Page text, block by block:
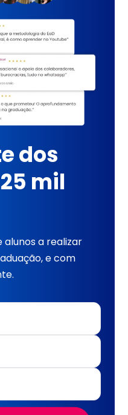
dos
mil
alunos a realizar
e com